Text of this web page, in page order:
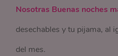
Nosotras Buenas noches
desechables y tu pijama, al
del mes.